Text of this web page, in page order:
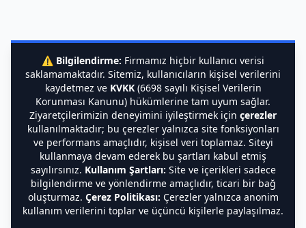
⚠️ Bilgilendirme: Firmamız hiçbir kullanıcı verisi
saklamamaktadır. Sitemiz, kullanıcıların kişisel verilerini
kaydetmez ve KVKK(6698 sayılı Kişisel Verilerin
Korunması Kanunu) hükümlerine tam uyum sağlar.
Ziyaretçilerimizin deneyimini iyileştirmek için çerezler
kullanılmaktadır; bu çerezler yalnızca site fonksiyonları
ve performans amaçlıdır, kişisel veri toplamaz. Siteyi
kullanmaya devam ederek bu şartları kabul etmiş
sayılırsınız. Kullanım Şartları: Site ve içerikleri sadece
bilgilendirme ve yönlendirme amaçlıdır, ticari bir bağ
oluşturmaz. Çerez Politikası: Çerezler yalnızca anonim
kullanım verilerini toplar ve üçüncü kişilerle paylaşılmaz.